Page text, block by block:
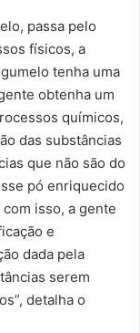
passa pelo
físicos, a
tenha uma
obtenha um
químicos,
das substâncias
que não são do
pó enriquecido
isso, a gente
e
dada pela
serem
detalha o